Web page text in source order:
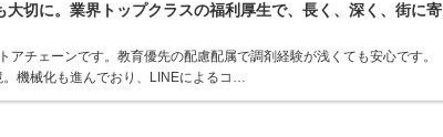
切に。業界トップクラスの福利厚生で、長く、深く、街に寄
チェーンです。教育優先の配慮配属で調剤経験が浅くても安心です。
。機械化も進んでおり、LINEによるコ…